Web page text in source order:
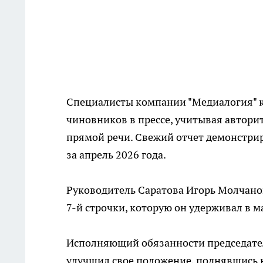
Специалисты компании "Медиалогия"
чиновников в прессе, учитывая
прямой речи. Свежий отчет
за апрель 2026 года.
Руководитель Саратова Игорь
7-й строчки, которую он удерживал в
Исполняющий обязанности